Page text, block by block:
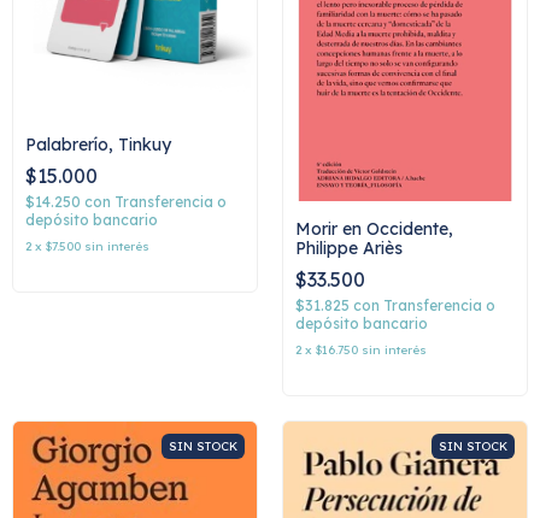
Palabrerío, Tinkuy
$15.000
$14.250 con Transferencia o
depósito bancario
2 x $7.500 sin interés
Morir en Occidente,
Philippe Ariès
$33.500
$31.825 con Transferencia o
depósito bancario
2 x $16.750 sin interés
SIN STOCK SIN STOCK